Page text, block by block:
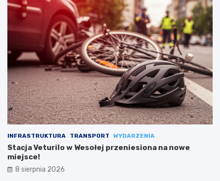
INFRASTRUKTURA TRANSPORT WYDARZENIA
Stacja Veturilo w Wesołej przeniesiona na nowe
miejsce!
8 sierpnia 2026